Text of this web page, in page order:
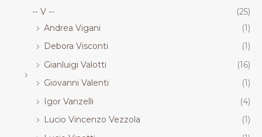
-- V --
(25)
Andrea Vigani
(1)
Debora Visconti
(1)
Gianluigi Valotti
(16)
Giovanni Valenti
(1)
Igor Vanzelli
(4)
Lucio Vincenzo Vezzola
(1)